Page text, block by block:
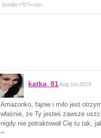
border="0"/></a>
katka_81Aug 1st 2019
Amazonko, fajnie i miło jest
właśnie, że Ty jesteś zawsze
nigdy nie potraktował Cię tu tak,
--